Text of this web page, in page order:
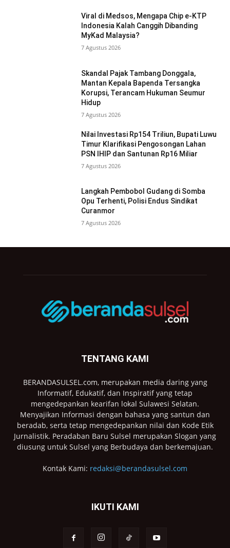
Viral di Medsos, Mengapa Chip e-KTP
Indonesia Kalah Canggih Dibanding
MyKad Malaysia?
7 Agustus 2026
Skandal Pajak Tambang Donggala,
Mantan Kepala Bapenda Tersangka
Korupsi, Terancam Hukuman Seumur
Hidup
7 Agustus 2026
Nilai Investasi Rp154 Triliun, Bupati Luwu
Timur Klarifikasi Pengosongan Lahan
PSN IHIP dan Santunan Rp16 Miliar
7 Agustus 2026
Langkah Pembobol Gudang di Somba
Opu Terhenti, Polisi Endus Sindikat
Curanmor
7 Agustus 2026
TENTANG KAMI
BERANDASULSEL.com, merupakan media daring yang
Informatif, Edukatif, dan Inspiratif yang tetap
mengedepankan kearifan lokal Sulawesi Selatan.
Menyajikan Informasi dengan bahasa yang santun dan
beradab, serta tetap mengedepankan nilai dan Kode Etik
Jurnalistik. Peradaban Baru Sulsel merupakan Slogan yang
diusung untuk Sulsel yang Berbudaya dan berkemajuan.
Kontak Kami: redaksi@berandasulsel.com
IKUTI KAMI